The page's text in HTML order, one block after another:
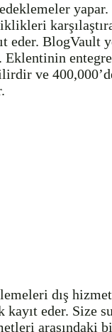
yapar.
eder. BlogVault
Eklentinin
ve
dış hizmet
kayıt eder. Size
arasındaki